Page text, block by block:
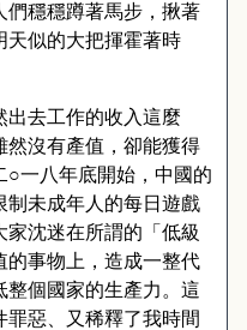
們穩穩蹲著馬步 ， 揪著
天似的大把揮霍著時
出去工作的收入這麼
然沒有產值 ， 卻能獲得
○一八年底開始 ， 中國的
制未成年人的每日遊戲
家沈迷在所謂的 「 低級
的事物上 ， 造成一整代
整個國家的生產力 。 這
罪惡
又稀釋了我時間